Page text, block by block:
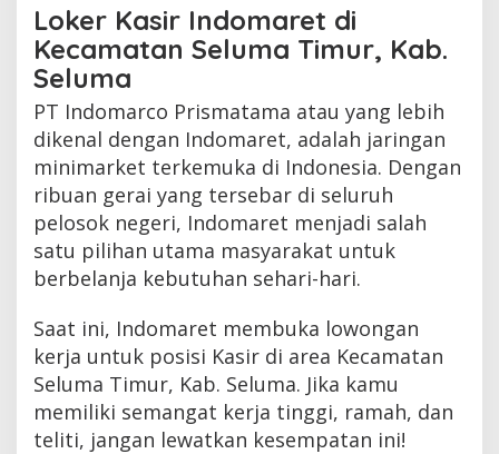
Loker Kasir Indomaret di
Kecamatan Seluma Timur, Kab.
Seluma
PT Indomarco Prismatama atau yang lebih
dikenal dengan Indomaret, adalah jaringan
minimarket terkemuka di Indonesia. Dengan
ribuan gerai yang tersebar di seluruh
pelosok negeri, Indomaret menjadi salah
satu pilihan utama masyarakat untuk
berbelanja kebutuhan sehari-hari.
Saat ini, Indomaret membuka lowongan
kerja untuk posisi Kasir di area Kecamatan
Seluma Timur, Kab. Seluma. Jika kamu
memiliki semangat kerja tinggi, ramah, dan
teliti, jangan lewatkan kesempatan ini!